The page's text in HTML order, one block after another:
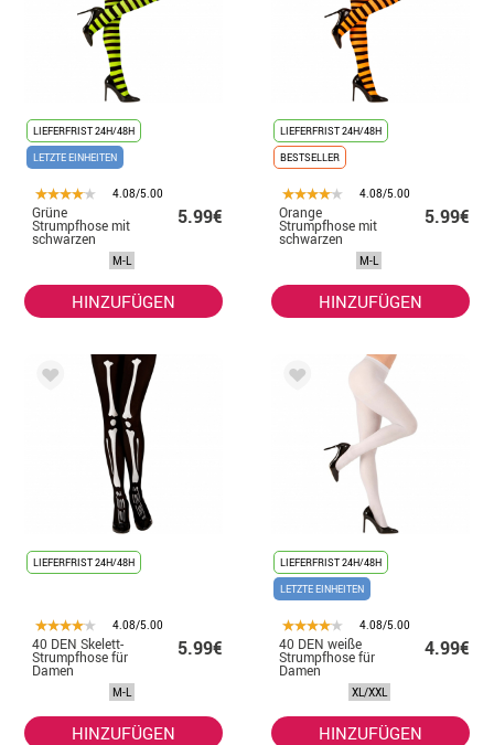
LIEFERFRIST 24H/48H
LETZTE EINHEITEN
4.08/5.00
Grüne
Strumpfhose mit
schwarzen
Denier für Damen
5.99€
M-L
HINZUFÜGEN
LIEFERFRIST 24H/48H
BESTSELLER
4.08/5.00
Orange
Strumpfhose mit
schwarzen
Denier für Damen
5.99€
M-L
HINZUFÜGEN
LIEFERFRIST 24H/48H
4.08/5.00
40 DEN Skelett-
Strumpfhose für
Damen
5.99€
M-L
HINZUFÜGEN
LIEFERFRIST 24H/48H
LETZTE EINHEITEN
4.08/5.00
40 DEN weiße
Strumpfhose für
Damen
4.99€
XL/XXL
HINZUFÜGEN